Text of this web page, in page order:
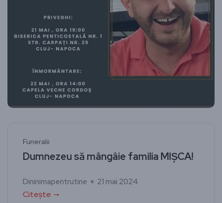
Funeralii
Dumnezeu să mângâie familia MIȘCA!
Dininimapentrutine 21 mai 2024
Citește